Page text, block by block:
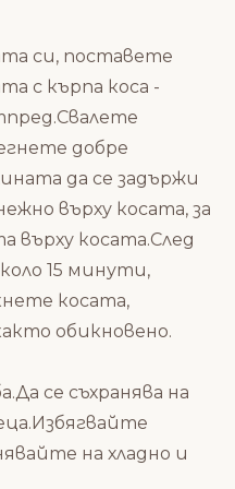
си, поставете
с кърпа коса -
добре
да се задържи
върху косата, за
върху косата.След
15 минути,
косата,
обикновено.
се съхранява на
на хладно и